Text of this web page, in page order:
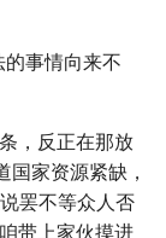
的事情向来不
，反正在那放
家资源紧缺，
罢不等众人否
带上家伙摸进